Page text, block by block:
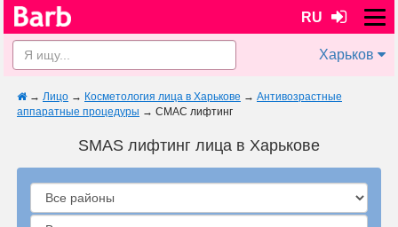
RU
Харьков
→ Лицо → Косметология лица в Харькове → Антивозрастные
аппаратные процедуры → СМАС лифтинг
SMAS лифтинг лица в Харькове